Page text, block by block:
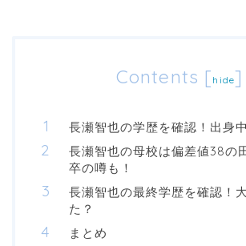
Contents [ hide]
長瀬智也の学歴を確認！出身
長瀬智也の母校は偏差値38の
卒の噂も！
長瀬智也の最終学歴を確認！
た？
まとめ